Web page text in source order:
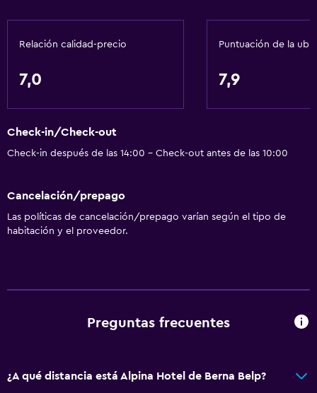
Secador de pelo
Aseo
Sistema de entretenimiento
TV de pantalla plana
Sala de estar/TV compartida
Plantas superiores accesibles por ascensor
Relación calidad-precio
7,0
Puntuación de la
7,9
Check-in/Check-out
Check-in después de las 14:00 - Check-out antes de las 10:00
Cancelación/prepago
Las políticas de cancelación/prepago varían según el tipo de
habitación y el proveedor.
Preguntas frecuentes
¿A qué distancia está Alpina Hotel de Berna Belp?